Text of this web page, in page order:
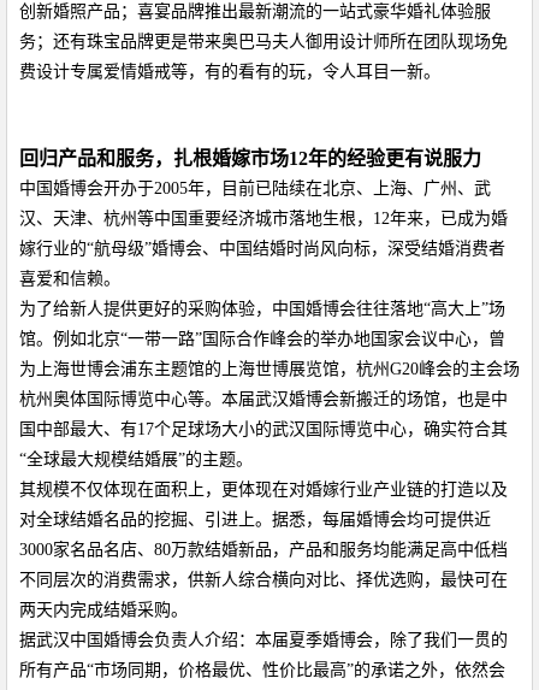
创新婚照产品；喜宴品牌推出最新潮流的一站式豪华婚礼体验服
务；还有珠宝品牌更是带来奥巴马夫人御用设计师所在团队现场免
费设计专属爱情婚戒等，有的看有的玩，令人耳目一新。
回归产品和服务，扎根婚嫁市场12年的经验更有说服力
中国婚博会开办于2005年，目前已陆续在北京、上海、广州、武
汉、天津、杭州等中国重要经济城市落地生根，12年来，已成为婚
嫁行业的“航母级”婚博会、中国结婚时尚风向标，深受结婚消费者
喜爱和信赖。
为了给新人提供更好的采购体验，中国婚博会往往落地“高大上”场
馆。例如北京“一带一路”国际合作峰会的举办地国家会议中心，曾
为上海世博会浦东主题馆的上海世博展览馆，杭州G20峰会的主会场
杭州奥体国际博览中心等。本届武汉婚博会新搬迁的场馆，也是中
国中部最大、有17个足球场大小的武汉国际博览中心，确实符合其
“全球最大规模结婚展”的主题。
其规模不仅体现在面积上，更体现在对婚嫁行业产业链的打造以及
对全球结婚名品的挖掘、 引进上。据悉， 每届婚博会均可提供近
3000家名品名店、80万款结婚新品，产品和服务均能满足高中低档
不同层次的消费需求，供新人综合横向对比、择优选购，最快可在
两天内完成结婚采购。
据武汉中国婚博会负责人介绍 ：本届夏季婚博会，除了我们一贯的
所有产品“市场同期，价格最优、性价比最高”的承诺之外，依然会